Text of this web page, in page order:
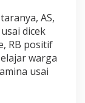
AS,
dicek
RB positif
warga
usai